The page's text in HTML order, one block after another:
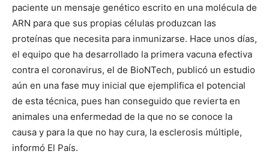
paciente un mensaje genético escrito en una molécula de
ARN para que sus propias células produzcan las
proteínas que necesita para inmunizarse. Hace unos días,
el equipo que ha desarrollado la primera vacuna efectiva
contra el coronavirus, el de BioNTech, publicó un estudio
aún en una fase muy inicial que ejemplifica el potencial
de esta técnica, pues han conseguido que revierta en
animales una enfermedad de la que no se conoce la
causa y para la que no hay cura, la esclerosis múltiple,
informó El País.